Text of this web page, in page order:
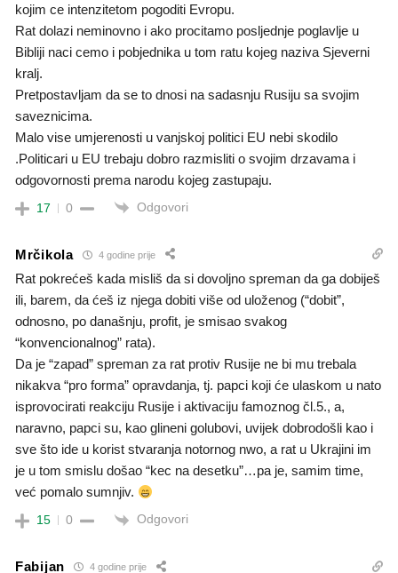
kojim ce intenzitetom pogoditi Evropu.
Rat dolazi neminovno i ako procitamo posljednje poglavlje u
Bibliji naci cemo i pobjednika u tom ratu kojeg naziva Sjeverni
kralj.
Pretpostavljam da se to dnosi na sadasnju Rusiju sa svojim
saveznicima.
Malo vise umjerenosti u vanjskoj politici EU nebi skodilo
.Politicari u EU trebaju dobro razmisliti o svojim drzavama i
odgovornosti prema narodu kojeg zastupaju.
17 0 Odgovori
Mrčikola 4 godine prije
Rat pokrećeš kada misliš da si dovoljno spreman da ga dobiješ
ili, barem, da ćeš iz njega dobiti više od uloženog (“dobit”,
odnosno, po današnju, profit, je smisao svakog
“konvencionalnog” rata).
Da je “zapad” spreman za rat protiv Rusije ne bi mu trebala
nikakva “pro forma” opravdanja, tj. papci koji će ulaskom u nato
isprovocirati reakciju Rusije i aktivaciju famoznog čl.5., a,
naravno, papci su, kao glineni golubovi, uvijek dobrodošli kao i
sve što ide u korist stvaranja notornog nwo, a rat u Ukrajini im
je u tom smislu došao “kec na desetku”…pa je, samim time,
već pomalo sumnjiv.
15 0 Odgovori
Fabijan 4 godine prije